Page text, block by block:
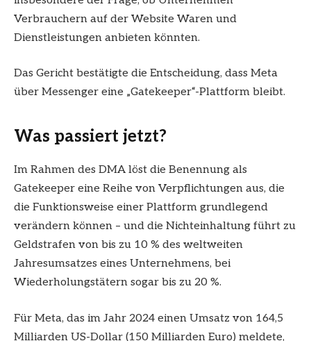
Verbrauchern auf der Website Waren und
Dienstleistungen anbieten könnten.
Das Gericht bestätigte die Entscheidung, dass Meta
über Messenger eine „Gatekeeper“-Plattform bleibt.
Was passiert jetzt?
Im Rahmen des DMA löst die Benennung als
Gatekeeper eine Reihe von Verpflichtungen aus, die
die Funktionsweise einer Plattform grundlegend
verändern können – und die Nichteinhaltung führt zu
Geldstrafen von bis zu 10 % des weltweiten
Jahresumsatzes eines Unternehmens, bei
Wiederholungstätern sogar bis zu 20 %.
Für Meta, das im Jahr 2024 einen Umsatz von 164,5
Milliarden US-Dollar (150 Milliarden Euro) meldete,